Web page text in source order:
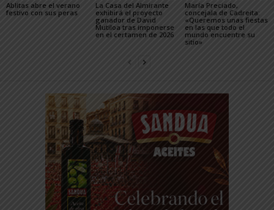
Ablitas abre el verano
festivo con sus peras
La Casa del Almirante
exhibirá el proyecto
ganador de David
Mutiloa tras imponerse
en el certamen de 2026
María Preciado,
concejala de Cadreita:
«Queremos unas fiestas
en las que todo el
mundo encuentre su
sitio»